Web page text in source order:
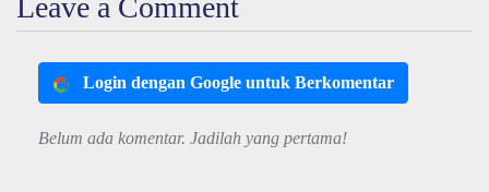
Leave a Comment
Login dengan Google untuk Berkomentar
Belum ada komentar. Jadilah yang pertama!